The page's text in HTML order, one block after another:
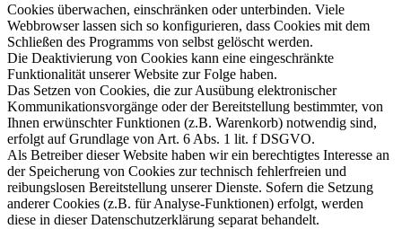
Cookies überwachen, einschränken oder unterbinden. Viele
Webbrowser lassen sich so konfigurieren, dass Cookies mit dem
Schließen des Programms von selbst gelöscht werden.
Die Deaktivierung von Cookies kann eine eingeschränkte
Funktionalität unserer Website zur Folge haben.
Das Setzen von Cookies, die zur Ausübung elektronischer
Kommunikationsvorgänge oder der Bereitstellung bestimmter, von
Ihnen erwünschter Funktionen (z.B. Warenkorb) notwendig sind,
erfolgt auf Grundlage von Art. 6 Abs. 1 lit. f DSGVO.
Als Betreiber dieser Website haben wir ein berechtigtes Interesse an
der Speicherung von Cookies zur technisch fehlerfreien und
reibungslosen Bereitstellung unserer Dienste. Sofern die Setzung
anderer Cookies (z.B. für Analyse-Funktionen) erfolgt, werden
diese in dieser Datenschutzerklärung separat behandelt.